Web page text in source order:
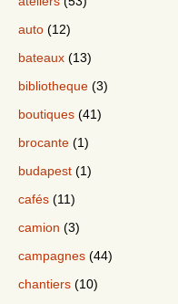
auto (12)
bateaux (13)
bibliotheque (3)
boutiques (41)
brocante (1)
budapest (1)
cafés (11)
camion (3)
campagnes (44)
chantiers (10)